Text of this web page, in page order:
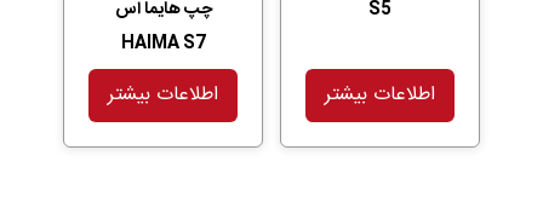
S5
اطلاعات بیشتر
چپ هایما اس
HAIMA S7
اطلاعات بیشتر